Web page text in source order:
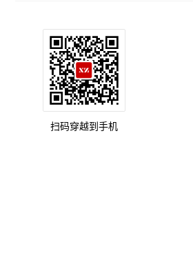
扫码穿越到手机